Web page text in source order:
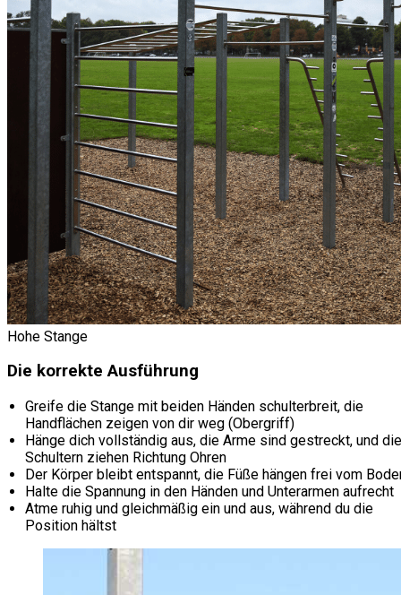
Hohe Stange
Die korrekte Ausführung
Greife die Stange mit beiden Händen schulterbreit, die
Handflächen zeigen von dir weg (Obergriff)
Hänge dich vollständig aus, die Arme sind gestreckt, und die
Schultern ziehen Richtung Ohren
Der Körper bleibt entspannt, die Füße hängen frei vom
Halte die Spannung in den Händen und Unterarmen aufrecht
Atme ruhig und gleichmäßig ein und aus, während du die
Position hältst